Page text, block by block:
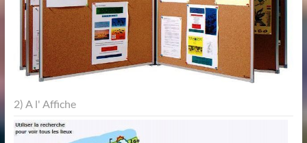
2) A l' Affiche